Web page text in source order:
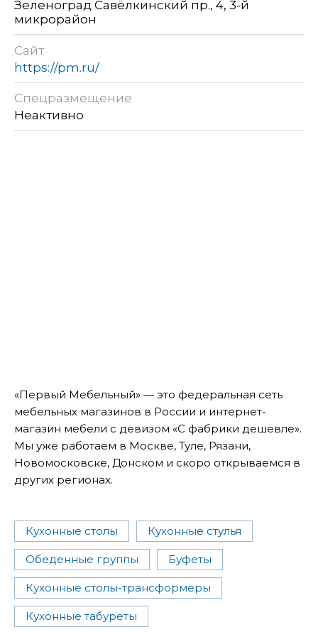
Зеленоград Савёлкинский пр., 4, 3-й
микрорайон
Сайт
https://pm.ru/
Спецразмещение
Неактивно
«Первый Мебельный» — это федеральная сеть
мебельных магазинов в России и интернет-
магазин мебели с девизом «С фабрики дешевле».
Мы уже работаем в Москве, Туле, Рязани,
Новомосковске, Донском и скоро открываемся в
других регионах.
Кухонные столы Кухонные стулья
Обеденные группы Буфеты
Кухонные столы-трансформеры
Кухонные табуреты